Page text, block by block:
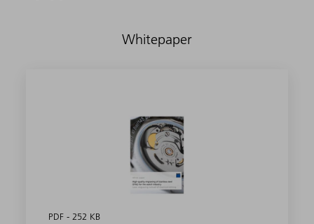
Whitepaper
PDF - 252 KB